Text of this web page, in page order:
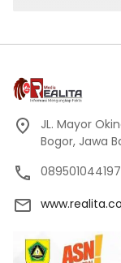
JL. Mayor
Bogor, Jawa
089501044197